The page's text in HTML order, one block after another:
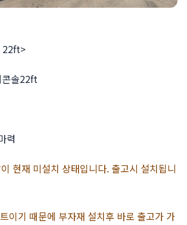
22ft>
콘솔22ft
력
현재 미설치 상태입니다. 출고시 설치됩니
이기 때문에 부자재 설치후 바로 출고가 가